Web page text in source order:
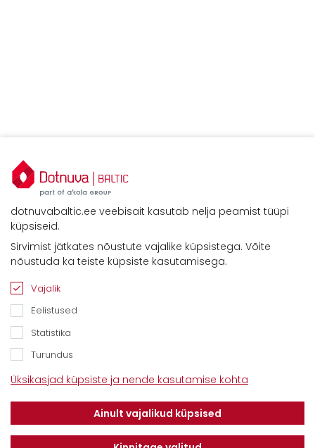
Kontaktid
E-mail:info@dotnuvabaltic.ee
dotnuvabaltic.ee veebisait kasutab nelja peamist tüüpi
küpsiseid.
Sirvimist jätkates nõustute vajalike küpsistega. Võite
nõustuda ka teiste küpsiste kasutamisega.
Vajalik
Eelistused
Statistika
Turundus
Üksikasjad küpsiste ja nende kasutamise kohta
Ainult vajalikud küpsised